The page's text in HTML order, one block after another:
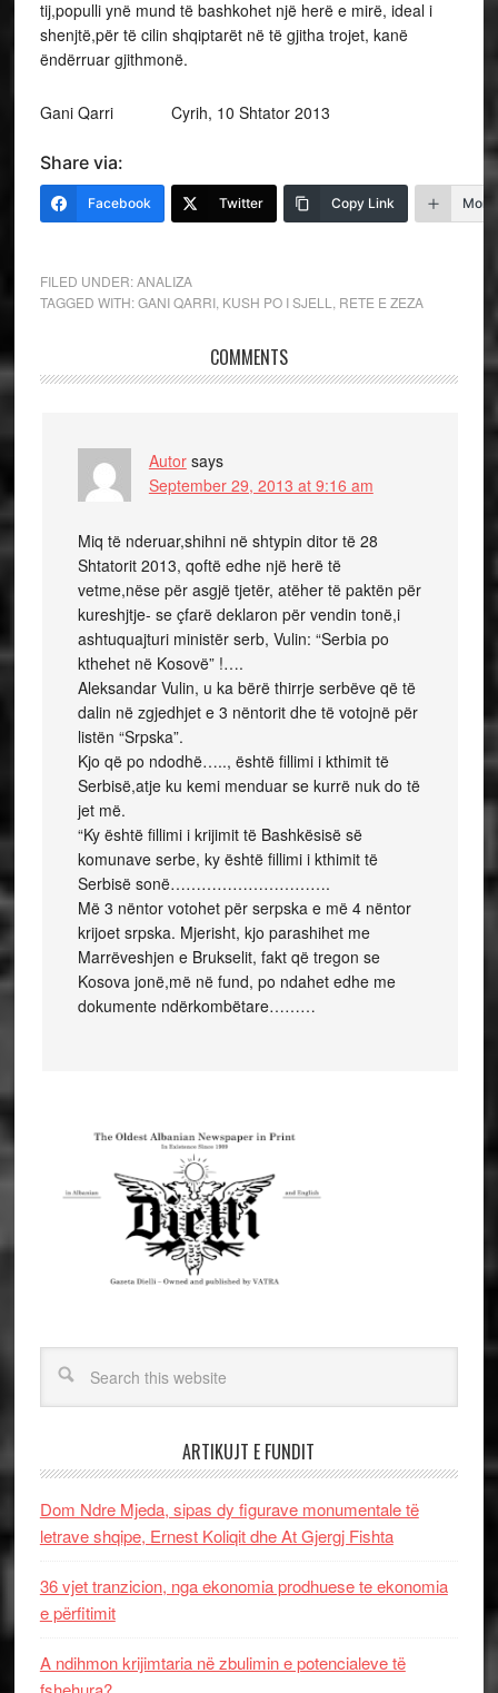
tij,populli ynë mund të bashkohet një herë e mirë, ideal i
shenjtë,për të cilin shqiptarët në të gjitha trojet, kanë
ëndërruar gjithmonë.
Gani Qarri Cyrih, 10 Shtator 2013
Share via:
Facebook Twitter Copy Link More
FILED UNDER:ANALIZA
TAGGED WITH:GANI QARRI, KUSH PO I SJELL RETE E ZEZA
COMMENTS
Autor says
September 29, 2013 at 9:16 am
Miq të nderuar,shihni në shtypin ditor të 28
Shtatorit 2013, qoftë edhe një herë të
vetme,nëse për asgjë tjetër, atëher të paktën për
kureshjtje- se çfarë deklaron për vendin tonë,i
ashtuquajturi ministër serb, Vulin: “Serbia po
kthehet në Kosovë” !….
Aleksandar Vulin, u ka bërë thirrje serbëve që të
dalin në zgjedhjet e 3 nëntorit dhe të votojnë për
listën “Srpska”.
Kjo që po ndodhë….., është fillimi i kthimit të
Serbisë,atje ku kemi menduar se kurrë nuk do të
jet më.
“Ky është fillimi i krijimit të Bashkësisë së
komunave serbe, ky është fillimi i kthimit të
Serbisë sonë………………………….
Më 3 nëntor votohet për serpska e më 4 nëntor
krijoet srpska. Mjerisht, kjo parashihet me
Marrëveshjen e Brukselit, fakt që tregon se
Kosova jonë,më në fund, po ndahet edhe me
dokumente ndërkombëtare………
ARTIKUJT E FUNDIT
Dom Ndre Mjeda, sipas dy figurave monumentale të
letrave shqipe, Ernest Koliqit dhe At Gjergj Fishta
36 vjet tranzicion, nga ekonomia prodhuese te ekonomia
e përfitimit
A ndihmon krijimtaria në zbulimin e potencialeve të